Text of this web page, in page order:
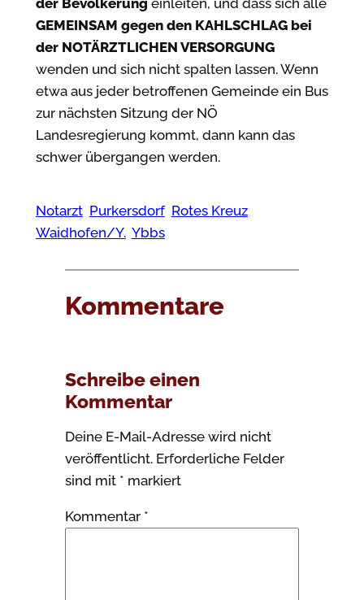
GEMEINSAM gegen den KAHLSCHLAG bei
der NOTÄRZTLICHEN VERSORGUNG
wenden und sich nicht spalten lassen. Wenn
etwa aus jeder betroffenen Gemeinde ein Bus
zur nächsten Sitzung der NÖ
Landesregierung kommt, dann kann das
schwer übergangen werden.
Notarzt Purkersdorf Rotes Kreuz
Waidhofen/Y. Ybbs
Kommentare
Schreibe einen
Kommentar
Deine E-Mail-Adresse wird nicht
veröffentlicht. Erforderliche Felder
sind mit * markiert
Kommentar *